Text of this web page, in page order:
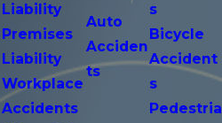
Liability
Premises
Liability
Workplace
Accidents
Auto
Acciden
ts
s
Bicycle
Accident
s
Pedestria